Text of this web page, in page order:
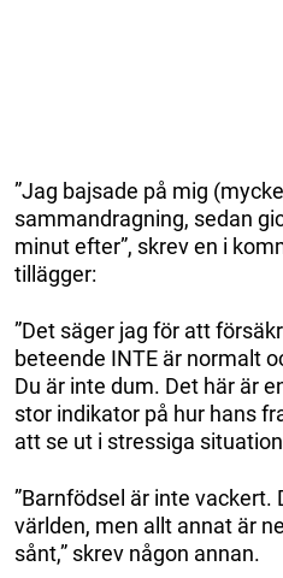
”Jag bajsade på mig
sammandragning, sedan
minut efter”, skrev en i
tillägger:
”Det säger jag för att
beteende INTE är normalt
Du är inte dum. Det här är
stor indikator på hur hans
att se ut i stressiga
”Barnfödsel är inte vackert.
världen, men allt annat är
sånt,” skrev någon annan.